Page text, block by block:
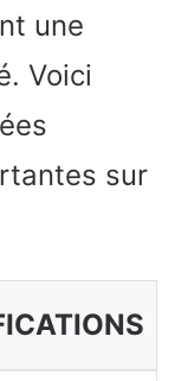
une
Voici
sur